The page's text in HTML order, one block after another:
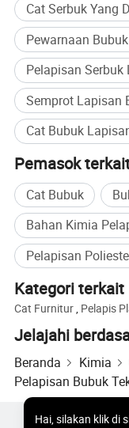
Cat Serbuk Yang
Pewarnaan
Pelapisan Serbuk
Semprot Lapisan
Cat Bubuk
Pemasok
Cat Bubuk
Bahan Kimia
Pelapisan
Kategori terkait
Cat Furnitur, Pelapis
Jelajahi
Beranda Kimia
Pelapisan Bubuk
Hai,silakan klik di